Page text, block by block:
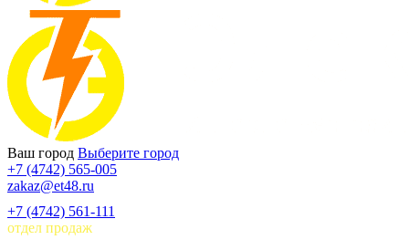
Ваш город Выберите город
+7 (4742) 565-005
zakaz@et48.ru
+7 (4742) 561-111
отдел продаж